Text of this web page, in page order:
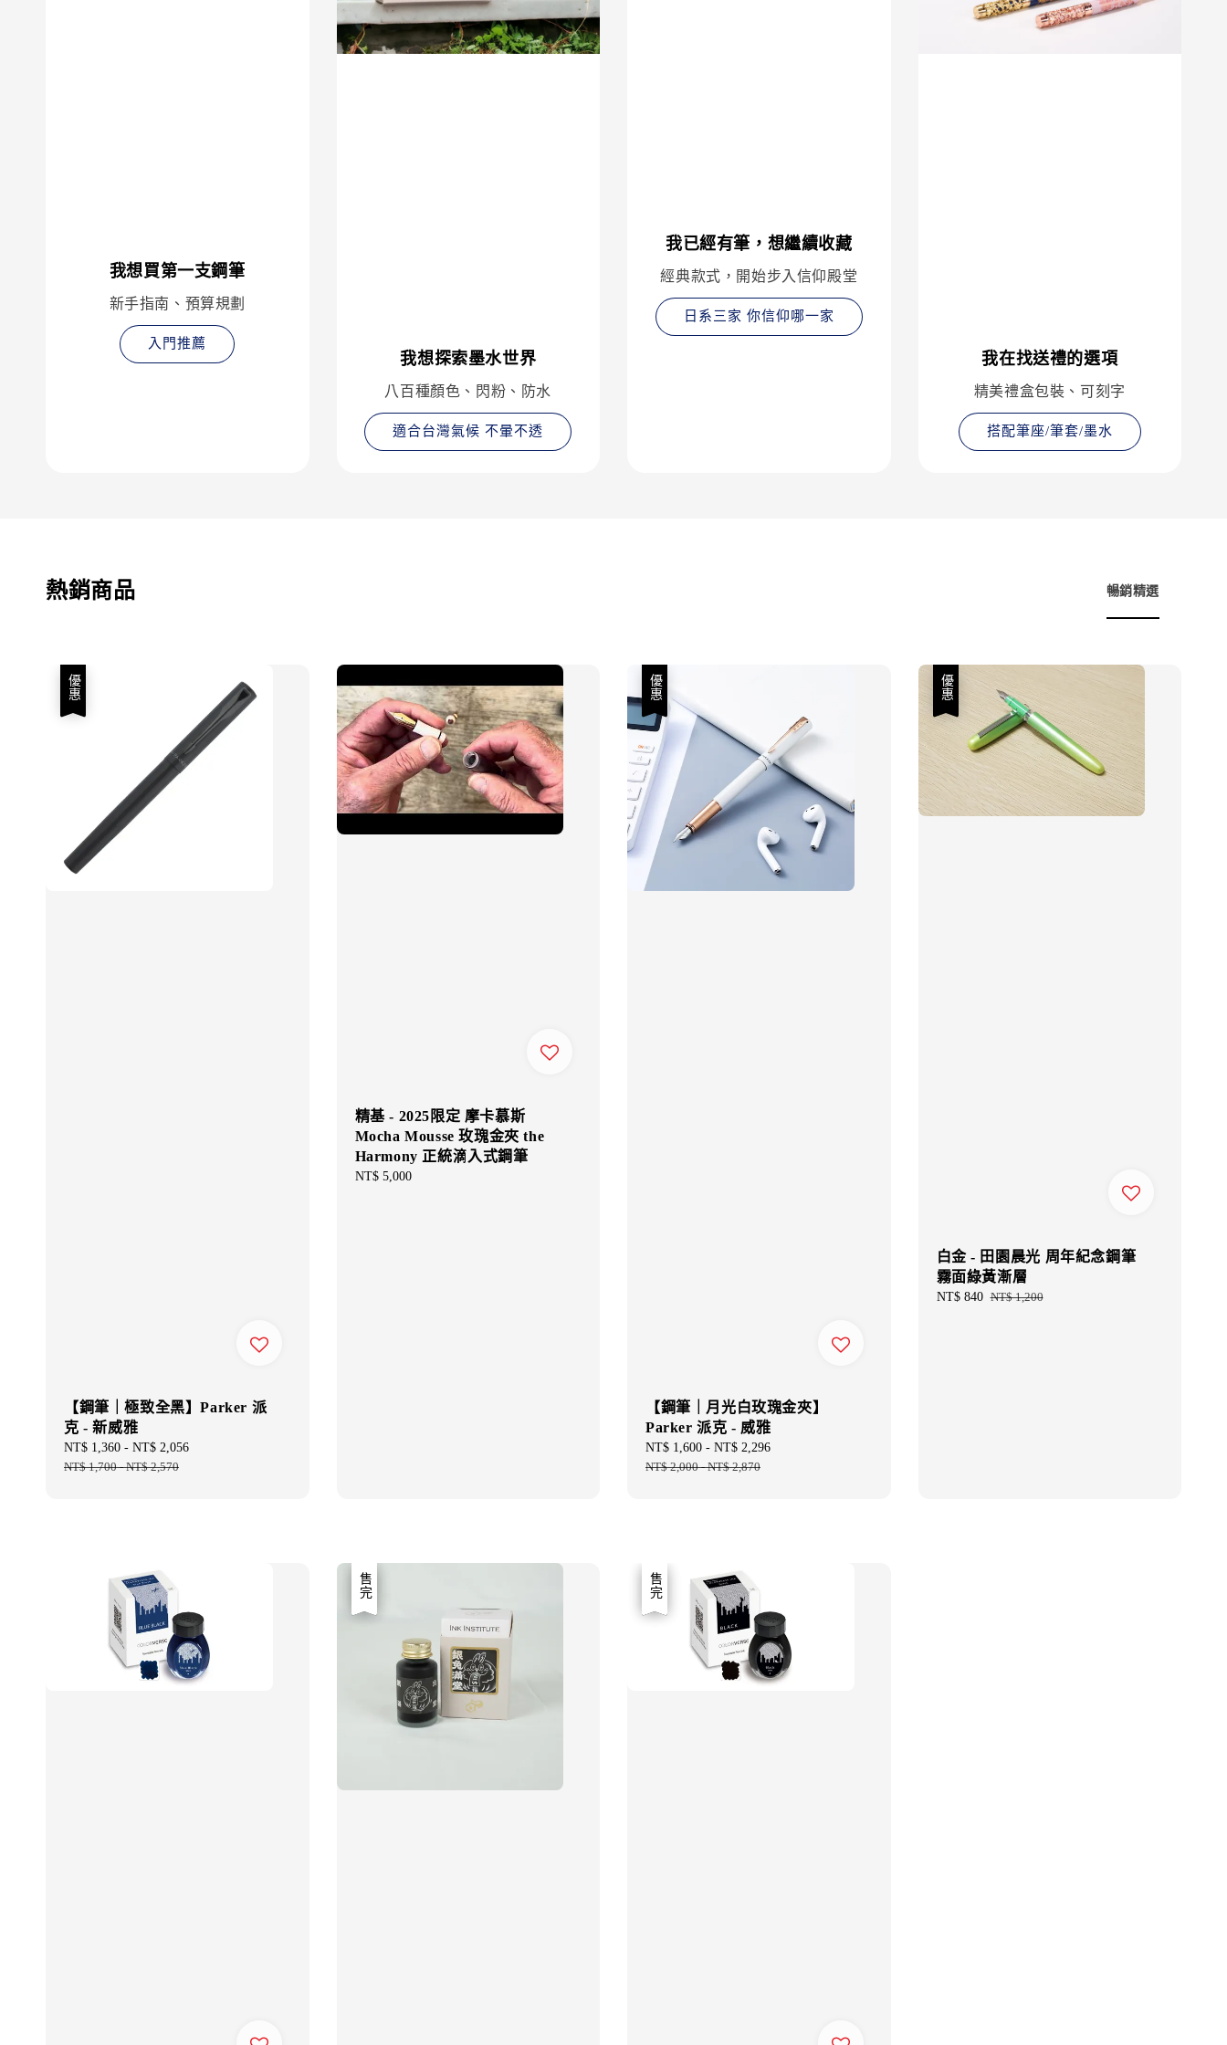
我想買第一支鋼筆
新手指南、預算規劃
入門推薦
我想探索墨水世界
八百種顏色、閃粉、防水
適合台灣氣候 不暈不透
我已經有筆，想繼續收藏
經典款式，開始步入信仰殿堂
日系三家 你信仰哪一家
我在找送禮的選項
精美禮盒包裝、可刻字
搭配筆座/筆套/墨水
熱銷商品 暢銷精選
優惠
【鋼筆｜極致全黑】Parker 派
克 - 新威雅
Sale
price
NT$ 1,360 - NT$ 2,056
NT$ 1,700-NT$ 2,570
精基 - 2025限定 摩卡慕斯
Mocha Mousse 玫瑰金夾 the
Harmony 正統滴入式鋼筆
Regular
NT$ 5,000
優惠
【鋼筆｜月光白玫瑰金夾】
Parker 派克 - 威雅
Sale
price
NT$ 1,600 - NT$ 2,296
NT$ 2,000-NT$ 2,870
優惠
白金 - 田園晨光 周年紀念鋼筆
霧面綠黃漸層
Sale
NT$ 840 Regular
NT$ 1,200
優惠
售完 優惠
售完